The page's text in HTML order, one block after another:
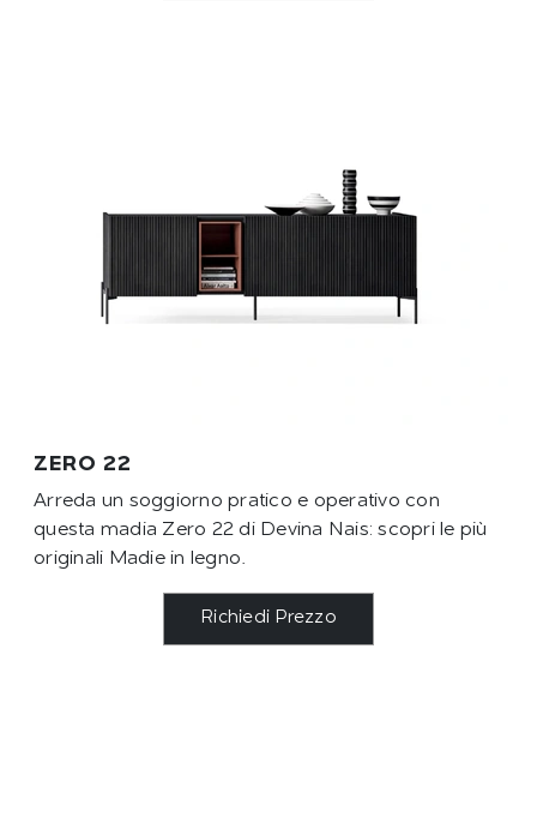
ZERO 22
Arreda un soggiorno pratico e operativo con
questa madia Zero 22 di Devina Nais: scopri le più
originali Madie in legno.
Richiedi Prezzo